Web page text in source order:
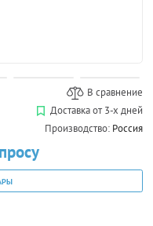
В сравнение
Доставка от 3-х дней
Производство: Россия